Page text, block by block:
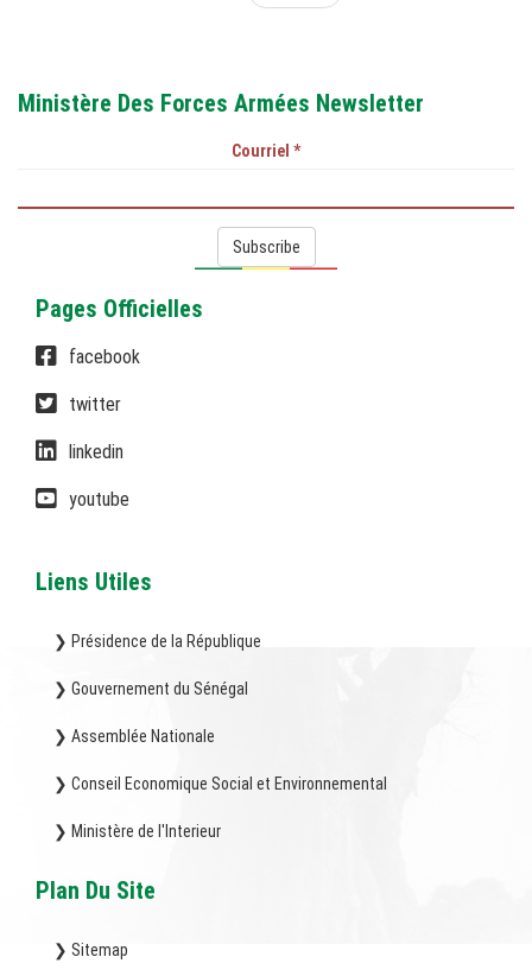
Ministère Des Forces Armées Newsletter
Courriel *
Subscribe
Pages Officielles
facebook
twitter
linkedin
youtube
Liens Utiles
❯ Présidence de la République
❯ Gouvernement du Sénégal
❯ Assemblée Nationale
❯ Conseil Economique Social et Environnemental
❯ Ministère de l'Interieur
Plan Du Site
❯ Sitemap